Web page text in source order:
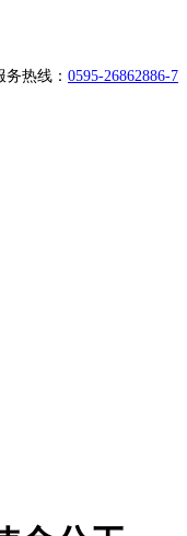
务热线： 0595-26862886-7